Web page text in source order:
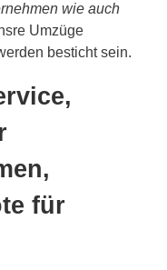
wie auch
Umzüge
besticht sein.
für